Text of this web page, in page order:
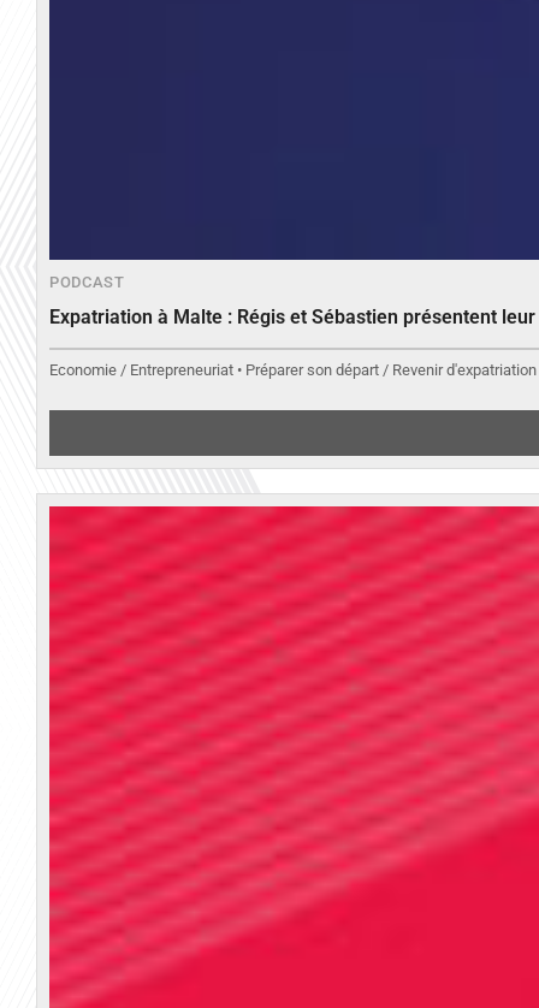
PODCAST
Expatriation à Malte : Régis et Sébastien présentent
Economie / Entrepreneuriat • Préparer son départ / Revenir d'expatriation